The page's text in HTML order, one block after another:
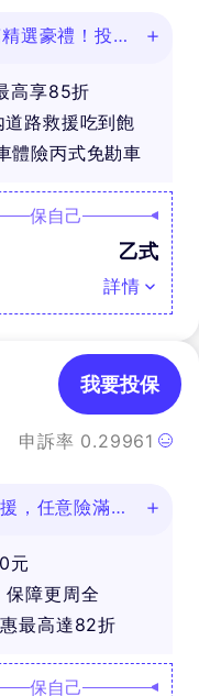
選豪禮！投保
高享85折
路救援吃到飽
體險丙式免勘車
保自己
乙式
詳情
申訴率 0.29961
我要投保
，任意險滿
元
障更周全
最高達82折
保自己